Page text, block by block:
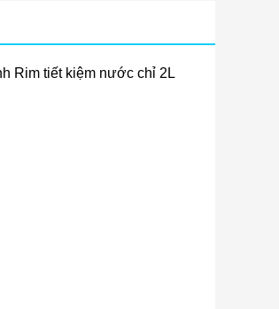
Rim tiết kiệm nước chỉ 2L